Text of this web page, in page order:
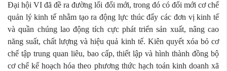
Đại hội VI đã đề ra đường lối đổi mới, trong đó có đổi mới cơ chế
quản lý kinh tế nhằm tạo ra động lực thúc đẩy các đơn vị kinh tế
và quần chúng lao động tích cực phát triển sản xuất, nâng cao
năng suất, chất lượng và hiệu quả kinh tế. Kiên quyết xóa bỏ cơ
chế tập trung quan liêu, bao cấp, thiết lập và hình thành đồng bộ
cơ chế kế hoạch hóa theo phương thức hạch toán kinh doanh xã